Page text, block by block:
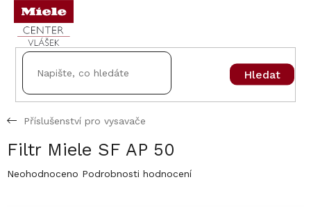
Přejít
obsah
Hledat
Příslušenství pro vysavače
Filtr Miele SF AP 50
Průměrné
Neohodnoceno Podrobnosti hodnocení